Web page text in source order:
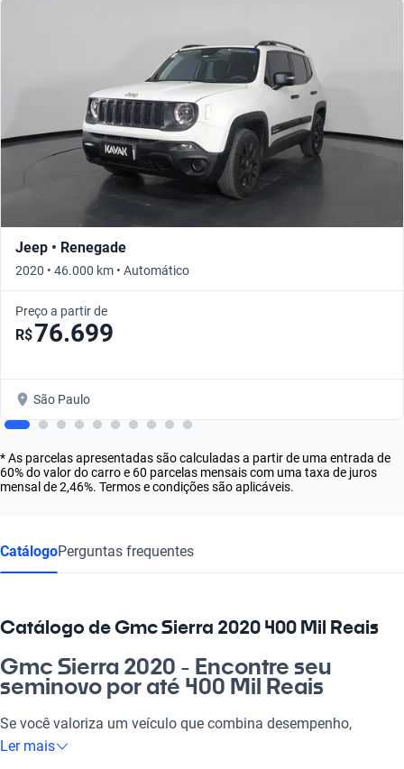
Jeep • Renegade
2020 • 46.000 km • Automático
Preço a partir de
R$76.699
São Paulo
* As parcelas apresentadas são calculadas a partir de uma entrada de
60% do valor do carro e 60 parcelas mensais com uma taxa de juros
mensal de 2,46%. Termos e condições são aplicáveis.
CatálogoPerguntas frequentes
Catálogo de Gmc Sierra 2020 400 Mil Reais
Gmc Sierra 2020 - Encontre seu
seminovo por até 400 Mil Reais
Se você valoriza um veículo que combina desempenho,
conforto e tecnologia, o Gmc Sierra 2020 é a escolha ideal.
Ler mais